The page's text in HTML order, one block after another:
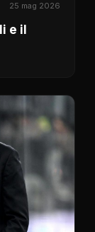
25 mag 2026
e il